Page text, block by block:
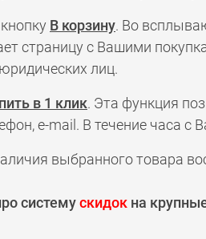
В корзину. Во
страницу с Вашими
лиц.
в 1 клик. Эта функция
e-mail. В течение часа
выбранного товара
системускидок на